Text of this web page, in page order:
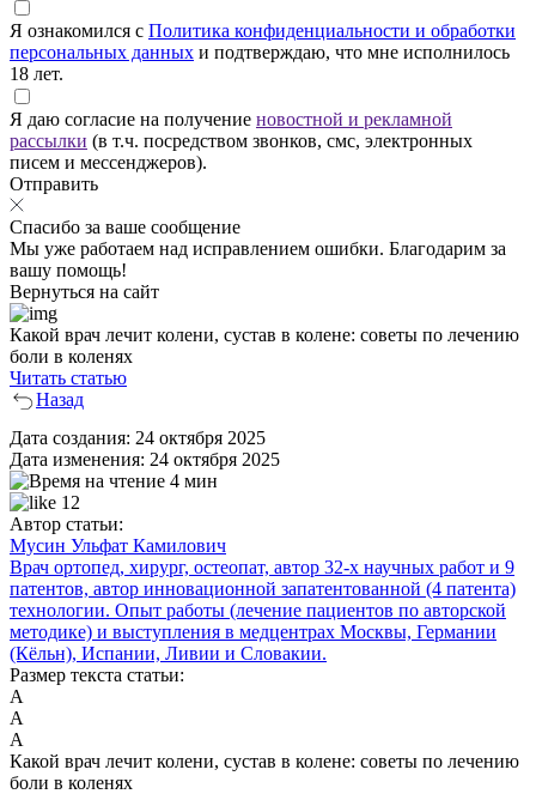
Я ознакомился с Политика конфиденциальности и обработки
персональных данных и подтверждаю, что мне исполнилось
18 лет.
Я даю согласие на получение новостной и рекламной
рассылки (в т.ч. посредством звонков, смс, электронных
писем и мессенджеров).
Отправить
Спасибо за ваше сообщение
Мы уже работаем над исправлением ошибки. Благодарим за
вашу помощь!
Вернуться на сайт
Какой врач лечит колени, сустав в колене: советы по лечению
боли в коленях
Читать статью
Назад
Дата создания: 24 октября 2025
Дата изменения: 24 октября 2025
4 мин
12
Автор статьи:
Мусин Ульфат Камилович
Врач ортопед, хирург, остеопат, автор 32-х научных работ и 9
патентов, автор инновационной запатентованной (4 патента)
технологии. Опыт работы (лечение пациентов по авторской
методике) и выступления в медцентрах Москвы, Германии
(Кёльн), Испании, Ливии и Словакии.
Размер текста статьи:
А
А
А
Какой врач лечит колени, сустав в колене: советы по лечению
боли в коленях